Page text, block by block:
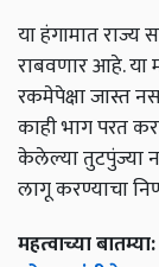
या हंगामात राज्य
राबवणार आहे. या
रकमेपेक्षा जास्त
काही भाग परत
केलेल्या तुटपुंज्या
लागू करण्याचा
महत्वाच्या बातम्या: